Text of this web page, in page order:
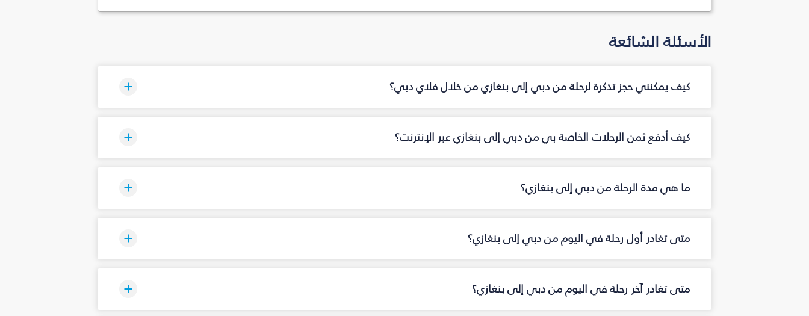
الأسئلة الشائعة
كيف يمكنني حجز تذكرة لرحلة من دبي إلى بنغازي من خلال فلاي دبي؟
كيف أدفع ثمن الرحلات الخاصة بي من دبي إلى بنغازي عبر الإنترنت؟
ما هي مدة الرحلة من دبي إلى بنغازي؟
متى تغادر أول رحلة في اليوم من دبي إلى بنغازي؟
متى تغادر آخر رحلة في اليوم من دبي إلى بنغازي؟